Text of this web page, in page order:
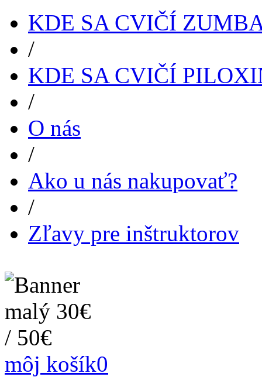
KDE SA CVIČÍ
/
KDE SA CVIČÍ
/
O nás
/
Ako u nás nakupovať?
/
Zľavy pre inštruktorov
môj košík0